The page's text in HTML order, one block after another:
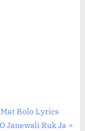
Mat Bolo Lyrics
Janewali Ruk Ja